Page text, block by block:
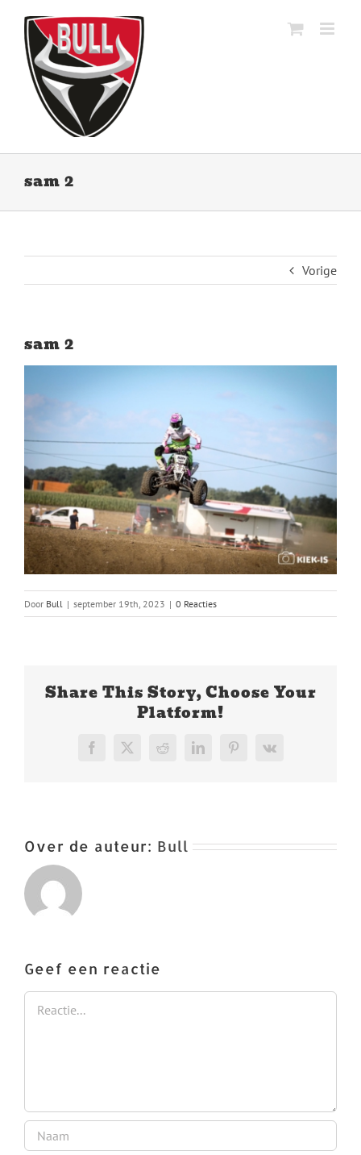
inhoud
sam 2
Vorige
sam 2
Door Bull | september 19th, 2023 | 0 Reacties
Share This Story, Choose Your
Platform!
Facebook
X RedditLinkedInPinterest
Vk
Over de auteur: Bull
Geef een reactie